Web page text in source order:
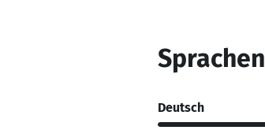
Sprachen
Deutsch